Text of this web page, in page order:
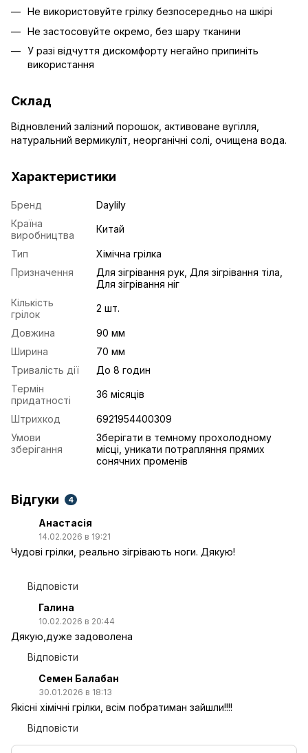
Не використовуйте грілку безпосередньо на шкірі
Не застосовуйте окремо, без шару тканини
У разі відчуття дискомфорту негайно припиніть
використання
Склад
Відновлений залізний порошок, активоване вугілля,
натуральний вермикуліт, неорганічні солі, очищена вода.
Характеристики
Бренд
Daylily
Країна
виробництва
Китай
Тип
Хімічна грілка
Призначення
Для зігрівання рук, Для зігрівання тіла,
Для зігрівання ніг
Кількість
грілок
2 шт.
Довжина
90 мм
Ширина
70 мм
Тривалість дії
До 8 годин
Термін
придатності
36 місяців
Штрихкод
6921954400309
Умови
зберігання
Зберігати в темному прохолодному
місці, уникати потрапляння прямих
сонячних променів
Відгуки 4
Анастасія
14.02.2026 в 19:21
Чудові грілки, реально зігрівають ноги. Дякую!
Відповісти
Галина
10.02.2026 в 20:44
Дякую,дуже задоволена
Відповісти
Семен Балабан
30.01.2026 в 18:13
Якісні хімічні грілки, всім побратиман зайшли!!!!
Відповісти